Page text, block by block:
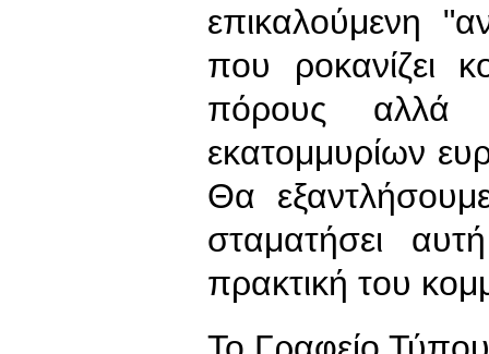
επικαλούμενη
που ροκανίζει
πόρους
εκατομμυρίων
Θα
σταματήσει
πρακτική του